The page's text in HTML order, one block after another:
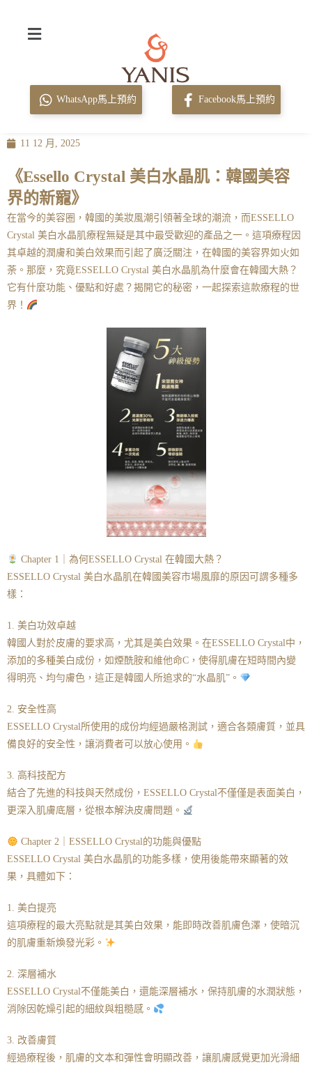
WhatsApp馬上預約 Facebook馬上預約
11 12 月, 2025
《Essello Crystal 美白水晶肌：韓國美容
界的新寵》
在當今的美容圈，韓國的美妝風潮引領著全球的潮流，而ESSELLO
Crystal 美白水晶肌療程無疑是其中最受歡迎的產品之一。這項療程因
其卓越的潤膚和美白效果而引起了廣泛關注，在韓國的美容界如火如
荼。那麼，究竟ESSELLO Crystal 美白水晶肌為什麼會在韓國大熱？
它有什麼功能、優點和好處？揭開它的秘密，一起探索這款療程的世
界！
Chapter 1｜為何ESSELLO Crystal 在韓國大熱？
ESSELLO Crystal 美白水晶肌在韓國美容市場風靡的原因可謂多種多
樣：
1. 美白功效卓越
韓國人對於皮膚的要求高，尤其是美白效果。在ESSELLO Crystal中，
添加的多種美白成份，如煙酰胺和維他命C，使得肌膚在短時間內變
得明亮、均勻膚色，這正是韓國人所追求的“水晶肌”。
2. 安全性高
ESSELLO Crystal所使用的成份均經過嚴格測試，適合各類膚質，並具
備良好的安全性，讓消費者可以放心使用。
3. 高科技配方
結合了先進的科技與天然成份，ESSELLO Crystal不僅僅是表面美白，
更深入肌膚底層，從根本解決皮膚問題。
Chapter 2｜ESSELLO Crystal的功能與優點
ESSELLO Crystal 美白水晶肌的功能多樣，使用後能帶來顯著的效
果，具體如下：
1. 美白提亮
這項療程的最大亮點就是其美白效果，能即時改善肌膚色澤，使暗沉
的肌膚重新煥發光彩。
2. 深層補水
ESSELLO Crystal不僅能美白，還能深層補水，保持肌膚的水潤狀態，
消除因乾燥引起的細紋與粗糙感。
3. 改善膚質
經過療程後，肌膚的文本和彈性會明顯改善，讓肌膚感覺更加光滑細